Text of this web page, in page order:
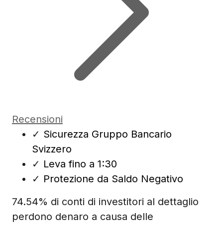
Recensioni
✓ Sicurezza Gruppo Bancario
Svizzero
✓ Leva fino a 1:30
✓ Protezione da Saldo Negativo
74.54% di conti di investitori al dettaglio
perdono denaro a causa delle